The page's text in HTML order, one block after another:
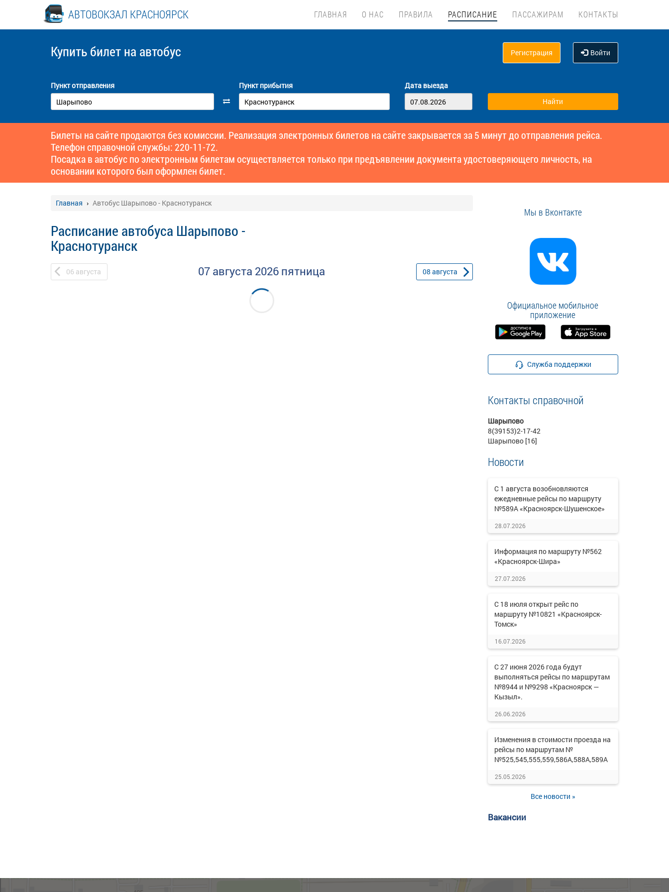
АВТОВОКЗАЛ КРАСНОЯРСК ГЛАВНАЯ О НАС ПРАВИЛА РАСПИСАНИЕ ПАССАЖИРАМ КОНТАКТЫ
Купить билет на автобус Регистрация Войти
Пункт отправления Пункт прибытия Дата выезда
Билеты на сайте продаются без комиссии. Реализация электронных билетов на сайте закрывается за 5 минут до отправления рейса.
Телефон справочной службы: 220-11-72.
Посадка в автобус по электронным билетам осуществляется только при предъявлении документа удостоверяющего личность, на
основании которого был оформлен билет.
Главная Автобус Шарыпово - Краснотуранск
Расписание автобуса Шарыпово -
Краснотуранск
06 августа 07 августа 2026 пятница 08 августа
Мы в Вконтакте
Официальное мобильное
приложение
Служба поддержки
Контакты справочной
Шарыпово
8(39153)2-17-42
Шарыпово [16]
Новости
С 1 августа возобновляются
ежедневные рейсы по маршруту
№589А «Красноярск-Шушенское»
28.07.2026
Информация по маршруту №562
«Красноярск-Шира»
27.07.2026
С 18 июля открыт рейс по
маршруту №10821 «Красноярск-
Томск»
16.07.2026
С 27 июня 2026 года будут
выполняться рейсы по маршрутам
№8944 и №9298 «Красноярск —
Кызыл».
26.06.2026
Изменения в стоимости проезда на
рейсы по маршрутам №
№525,545,555,559,586А,588А,589А
25.05.2026
Все новости »
Вакансии